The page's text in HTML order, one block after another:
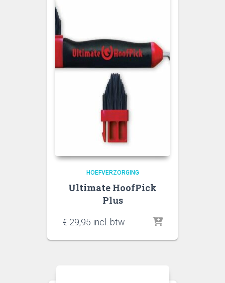
HOEFVERZORGING
Ultimate HoofPick
Plus
€ 29,95 incl. btw